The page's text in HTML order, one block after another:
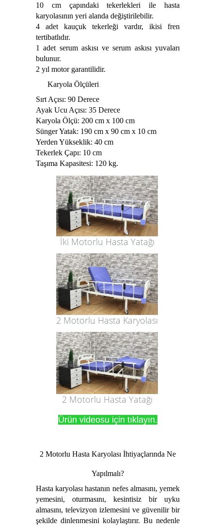
10 cm çapındaki tekerlekleri ile hasta
karyolasının yeri alanda değiştirilebilir.
4 adet kauçuk tekerleği vardır, ikisi fren
tertibatlıdır.
1 adet serum askısı ve serum askısı yuvaları
bulunur.
2 yıl motor garantilidir.
Karyola Ölçüleri
Sırt Açısı: 90 Derece
Ayak Ucu Açısı: 35 Derece
Karyola Ölçü: 200 cm x 100 cm
Sünger Yatak: 190 cm x 90 cm x 10 cm
Yerden Yükseklik: 40 cm
Tekerlek Çapı: 10 cm
Taşıma Kapasitesi: 120 kg.
İki Motorlu Hasta Yatağı
2 Motorlu Hasta Karyolası
2 Motorlu Hasta Yatağı
Ürün videosu için tıklayın.
2 Motorlu Hasta Karyolası İhtiyaçlarında Ne
Yapılmalı?
Hasta karyolası hastanın nefes almasını, yemek
yemesini, oturmasını, kesintisiz bir uyku
almasını, televizyon izlemesini ve güvenilir bir
şekilde dinlenmesini kolaylaştırır. Bu nedenle